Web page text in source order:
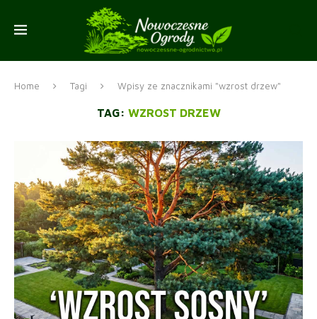
Home Tagi Wpisy ze znacznikami "wzrost drzew"
TAG: WZROST DRZEW